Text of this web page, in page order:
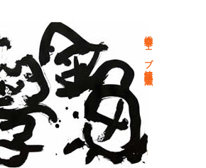
総合文学ウェブ情報誌 文学金魚